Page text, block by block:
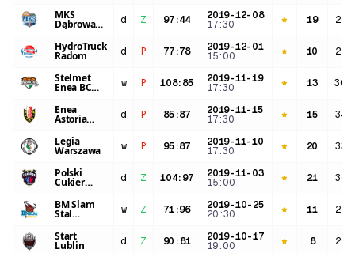
MKS
Dąbrowa
Górnicza
d Z 97:44
2019-12-08
17:30
19
HydroTruck
Radom d P 77:78
2019-12-01
15:00
10
Stelmet
Enea BC
Góra
w P 108: 85
2019-11-19
17:30
13
Enea
Astoria d P 85:87
2019-11-15
17:30
15
Legia
Warszawa w P 95:87
2019-11-10
17:30
20
Polski
Cukier d Z 104: 97
2019-11-03
15:00
21
BM Slam
Stal
Wlkp.
w Z 71:96
2019-10-25
20:30
11
Start
Lublin d Z 90 : 81
2019-10-17
19:00
8